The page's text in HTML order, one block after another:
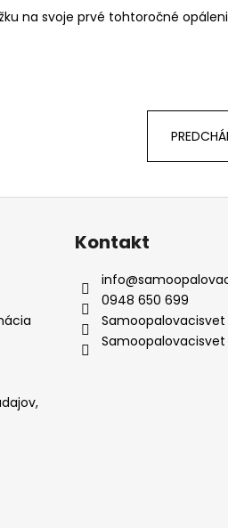
na svoje prvé tohtoročné
Kontakt
info@
0948 650 699
Samoopalovacisvet
Samoopalovacisvet